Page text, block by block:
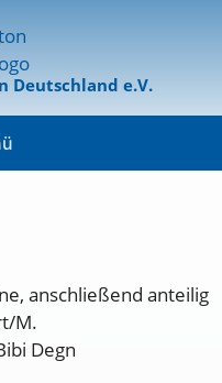
Deutschland e.V.
anschließend anteilig
M.
Degn